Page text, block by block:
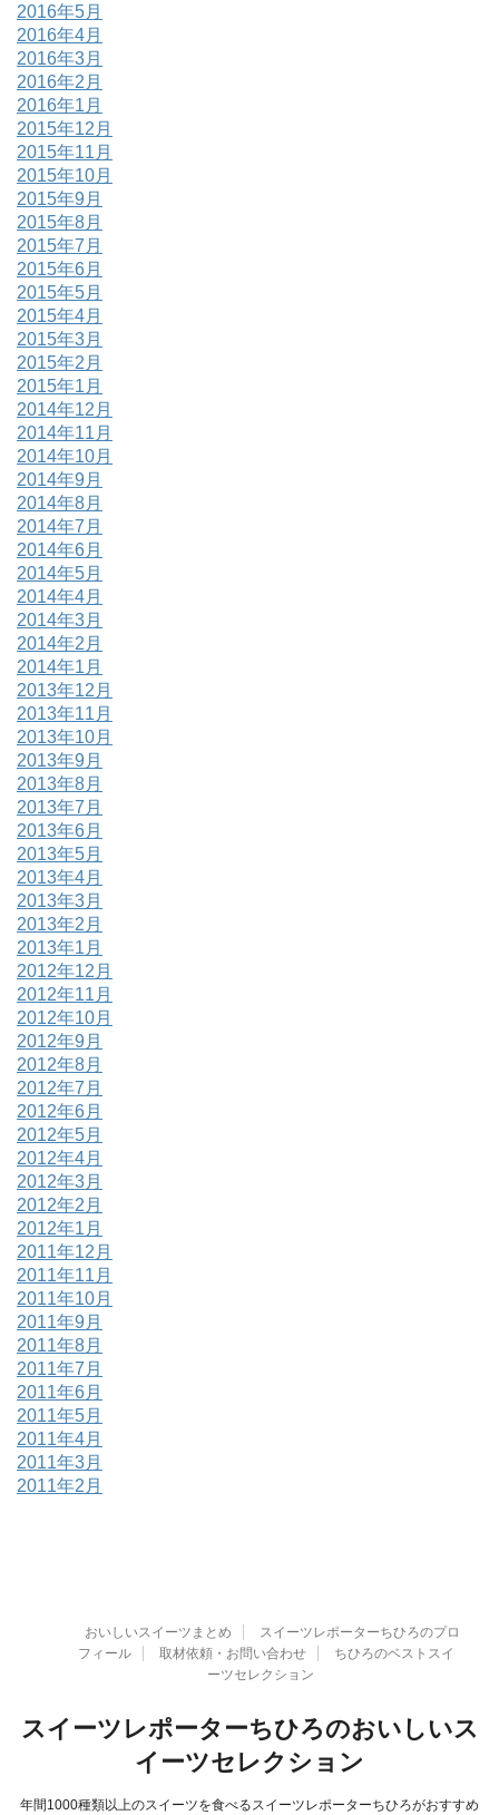
2016年5月
2016年4月
2016年3月
2016年2月
2016年1月
2015年12月
2015年11月
2015年10月
2015年9月
2015年8月
2015年7月
2015年6月
2015年5月
2015年4月
2015年3月
2015年2月
2015年1月
2014年12月
2014年11月
2014年10月
2014年9月
2014年8月
2014年7月
2014年6月
2014年5月
2014年4月
2014年3月
2014年2月
2014年1月
2013年12月
2013年11月
2013年10月
2013年9月
2013年8月
2013年7月
2013年6月
2013年5月
2013年4月
2013年3月
2013年2月
2013年1月
2012年12月
2012年11月
2012年10月
2012年9月
2012年8月
2012年7月
2012年6月
2012年5月
2012年4月
2012年3月
2012年2月
2012年1月
2011年12月
2011年11月
2011年10月
2011年9月
2011年8月
2011年7月
2011年6月
2011年5月
2011年4月
2011年3月
2011年2月
おいしいスイーツまとめ
スイーツレポーターちひろのプロ
フィール
取材依頼・お問い合わせ
ちひろのベストスイ
ーツセレクション
スイーツレポーターちひろのおいしいス
イーツセレクション
年間1000種類以上のスイーツを食べるスイーツレポーターちひろがおすすめ